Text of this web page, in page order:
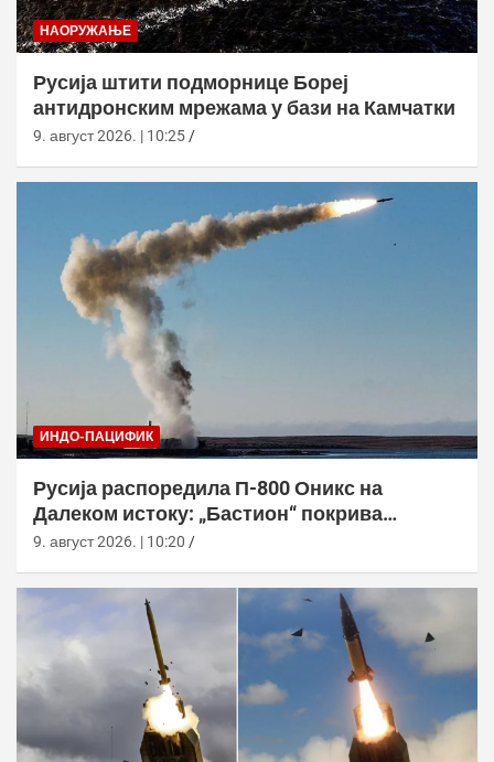
НАОРУЖАЊЕ
Русија штити подморнице Бореј
антидронским мрежама у бази на Камчатки
9. август 2026. | 10:25
ИНДО-ПАЦИФИК
Русија распоредила П-800 Оникс на
Далеком истоку: „Бастион“ покрива
Куриле, Камчатку и Чукотку
9. август 2026. | 10:20